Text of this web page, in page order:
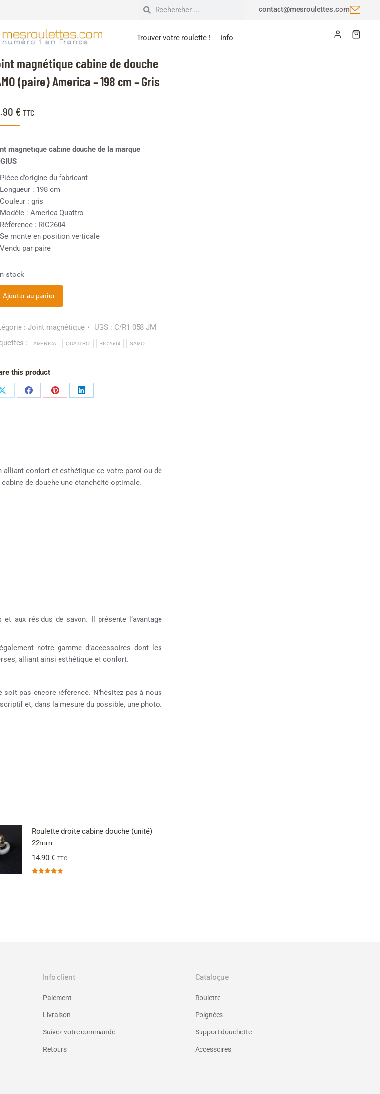
contact@mesroulettes.com
Trouver votre roulette ! Info
magnétique cabine de douche
(paire) America – 198 cm – Gris
€ TTC
magnétique cabine douche de la marque
Pièce d’origine du fabricant
Longueur : 198 cm
Couleur : gris
Modèle : America Quattro
Référence : RIC2604
Se monte en position verticale
Vendu par paire
stock
Ajouter au panier
: Joint magnétique UGS : C/R1 058 JM
:
AMERICA QUATTRO RIC2604 SAMO
this product
alliant confort et esthétique de votre paroi ou de
de douche une étanchéité optimale.
aux résidus de savon. Il présente l’avantage
notre gamme d’accessoires dont les
alliant ainsi esthétique et confort.
pas encore référencé. N’hésitez pas à nous
et, dans la mesure du possible, une photo.
Roulette droite cabine douche (unité)
22mm
14.90 € TTC
Info client
Paiement
Livraison
Suivez votre commande
Retours
Catalogue
Roulette
Poignées
Support douchette
Accessoires